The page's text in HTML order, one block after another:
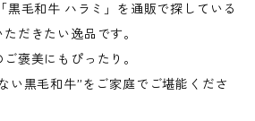
黒毛和牛 ハラミ」を通販で探している
だきたい逸品です。
褒美にもぴったり。
い黒毛和牛”をご家庭でご堪能くださ